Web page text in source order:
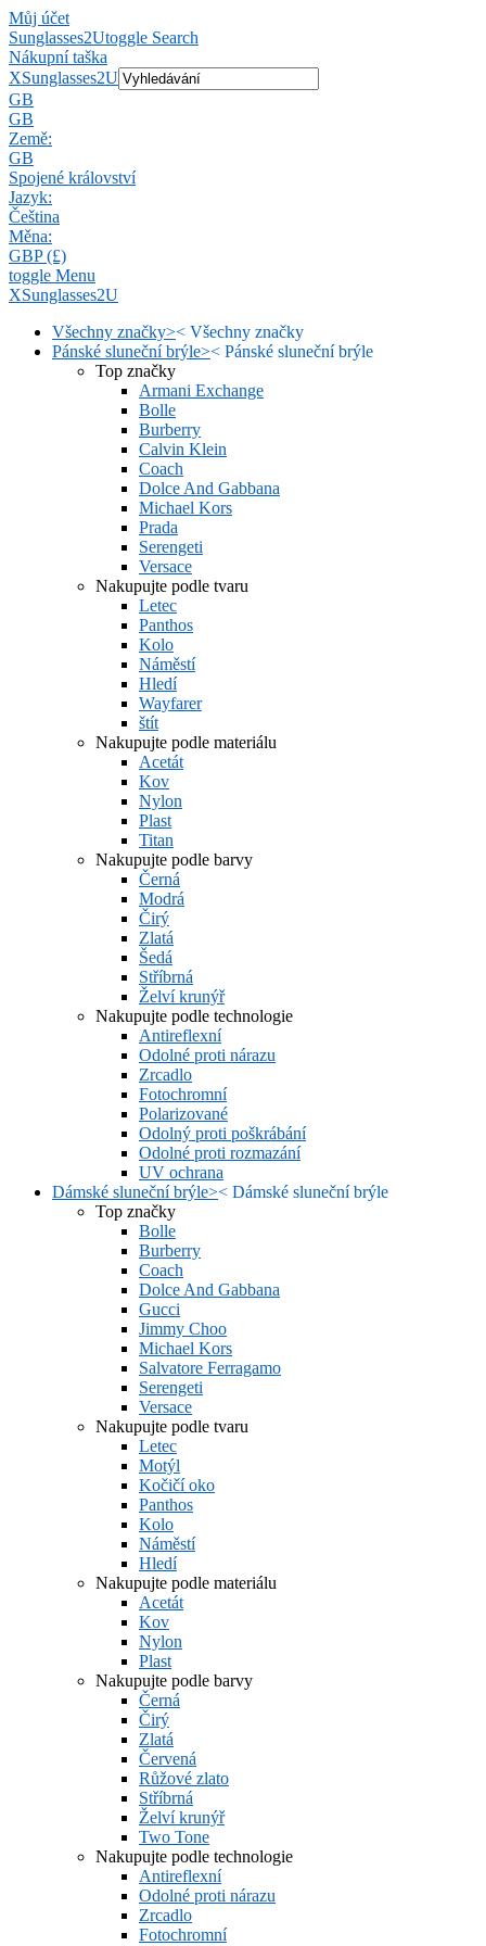
Můj účet
Sunglasses2Utoggle Search
Nákupní taška
XSunglasses2U
GB
GB
Země:
GB
Spojené království
Jazyk:
Čeština
Měna:
GBP (£)
toggle Menu
XSunglasses2U
Všechny značky>< Všechny značky
Pánské sluneční brýle>< Pánské sluneční brýle
Top značky
Armani Exchange
Bolle
Burberry
Calvin Klein
Coach
Dolce And Gabbana
Michael Kors
Prada
Serengeti
Versace
Nakupujte podle tvaru
Letec
Panthos
Kolo
Náměstí
Hledí
Wayfarer
štít
Nakupujte podle materiálu
Acetát
Kov
Nylon
Plast
Titan
Nakupujte podle barvy
Černá
Modrá
Čirý
Zlatá
Šedá
Stříbrná
Želví krunýř
Nakupujte podle technologie
Antireflexní
Odolné proti nárazu
Zrcadlo
Fotochromní
Polarizované
Odolný proti poškrábání
Odolné proti rozmazání
UV ochrana
Dámské sluneční brýle>< Dámské sluneční brýle
Top značky
Bolle
Burberry
Coach
Dolce And Gabbana
Gucci
Jimmy Choo
Michael Kors
Salvatore Ferragamo
Serengeti
Versace
Nakupujte podle tvaru
Letec
Motýl
Kočičí oko
Panthos
Kolo
Náměstí
Hledí
Nakupujte podle materiálu
Acetát
Kov
Nylon
Plast
Nakupujte podle barvy
Černá
Čirý
Zlatá
Červená
Růžové zlato
Stříbrná
Želví krunýř
Two Tone
Nakupujte podle technologie
Antireflexní
Odolné proti nárazu
Zrcadlo
Fotochromní